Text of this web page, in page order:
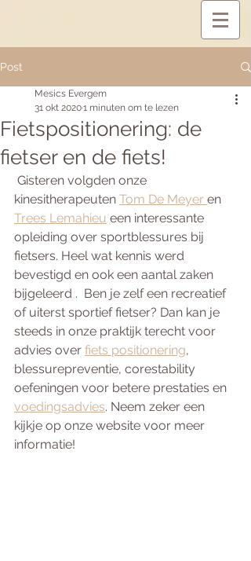
Post
Fietspositionering: de
fietser en de fiets!
Mesics Evergem
31 okt 20201 minuten om te lezen
kinesitherapeuten Tom De Meyer en
Trees Lemahieu een interessante
opleiding over sportblessures bij
fietsers. Heel wat kennis werd
bevestigd en ook een aantal zaken
bijgeleerd .  Ben je zelf een recreatief
of uiterst sportief fietser? Dan kan je
steeds in onze praktijk terecht voor
advies over fiets positionering,
blessurepreventie, corestability
oefeningen voor betere prestaties en
voedingsadvies. Neem zeker een
kijkje op onze website voor meer
informatie!